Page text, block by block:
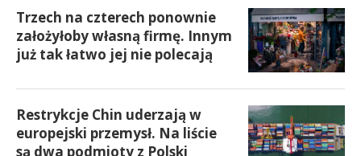
Trzech na czterech ponownie
założyłoby własną firmę. Innym
już tak łatwo jej nie polecają
Restrykcje Chin uderzają w
europejski przemysł. Na liście
są dwa podmioty z Polski